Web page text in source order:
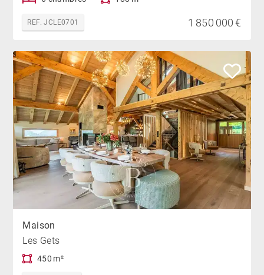
REF. JCLE0701 1 850 000 €
Maison
Les Gets
450 m²